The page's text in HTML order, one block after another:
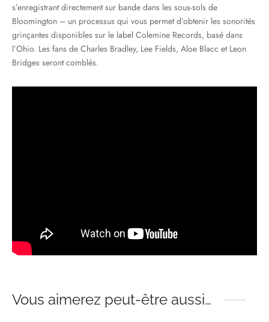
s’enregistrant directement sur bande dans les sous-sols de
Bloomington – un processus qui vous permet d’obtenir les sonorités
grinçantes disponibles sur le label Colemine Records, basé dans
l’Ohio. Les fans de Charles Bradley, Lee Fields, Aloe Blacc et Leon
Bridges seront comblés.
Vous aimerez peut-être aussi…